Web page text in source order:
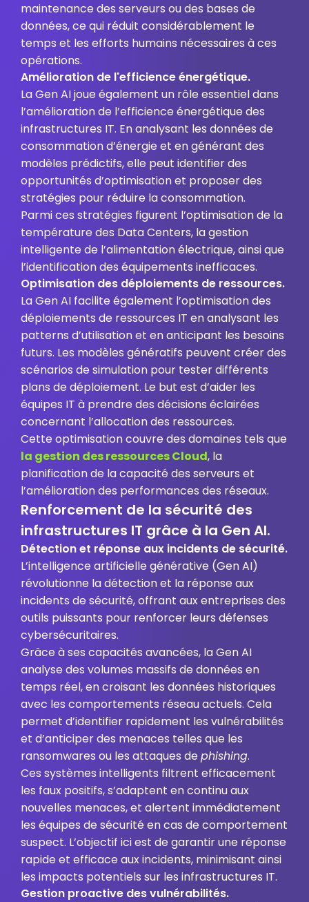
maintenance des serveurs ou des bases de
données, ce qui réduit considérablement le
temps et les efforts humains nécessaires à ces
opérations.
Amélioration de l'efficience énergétique.
La Gen AI joue également un rôle essentiel dans
l’amélioration de l’efficience énergétique des
infrastructures IT. En analysant les données de
consommation d’énergie et en générant des
modèles prédictifs, elle peut identifier des
opportunités d’optimisation et proposer des
stratégies pour réduire la consommation.
Parmi ces stratégies figurent l’optimisation de la
température des Data Centers, la gestion
intelligente de l’alimentation électrique, ainsi que
l’identification des équipements inefficaces.
Optimisation des déploiements de ressources.
La Gen AI facilite également l’optimisation des
déploiements de ressources IT en analysant les
patterns d’utilisation et en anticipant les besoins
futurs. Les modèles génératifs peuvent créer des
scénarios de simulation pour tester différents
plans de déploiement. Le but est d’aider les
équipes IT à prendre des décisions éclairées
concernant l’allocation des ressources.
Cette optimisation couvre des domaines tels que
la gestion des ressources Cloud, la
planification de la capacité des serveurs et
l’amélioration des performances des réseaux.
Renforcement de la sécurité des
infrastructures IT grâce à la Gen AI.
Détection et réponse aux incidents de sécurité.
L’intelligence artificielle générative (Gen AI)
révolutionne la détection et la réponse aux
incidents de sécurité, offrant aux entreprises des
outils puissants pour renforcer leurs défenses
cybersécuritaires.
Grâce à ses capacités avancées, la Gen AI
analyse des volumes massifs de données en
temps réel, en croisant les données historiques
avec les comportements réseau actuels. Cela
permet d’identifier rapidement les vulnérabilités
et d’anticiper des menaces telles que les
ransomwares ou les attaques de phishing.
Ces systèmes intelligents filtrent efficacement
les faux positifs, s’adaptent en continu aux
nouvelles menaces, et alertent immédiatement
les équipes de sécurité en cas de comportement
suspect. L’objectif ici est de garantir une réponse
rapide et efficace aux incidents, minimisant ainsi
les impacts potentiels sur les infrastructures IT.
Gestion proactive des vulnérabilités.